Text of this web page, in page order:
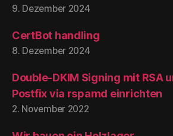
9. Dezember 2024
CertBot handling
8. Dezember 2024
Double-DKIM Signing mit RSA
Postfix via rspamd einrichten
2. November 2022